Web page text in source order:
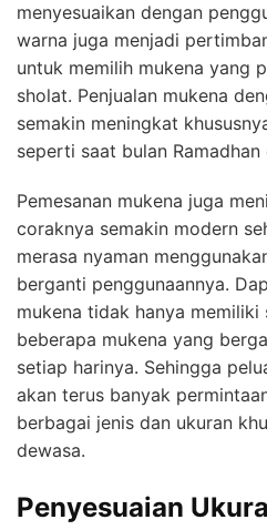
menyesuaikan dengan
warna juga menjadi
untuk memilih mukena yang
sholat. Penjualan mukena
semakin meningkat
seperti saat bulan
Pemesanan mukena juga
coraknya semakin modern
merasa nyaman
berganti penggunaannya.
mukena tidak hanya memiliki
beberapa mukena yang
setiap harinya. Sehingga
akan terus banyak
berbagai jenis dan ukuran
dewasa.
Penyesuaian